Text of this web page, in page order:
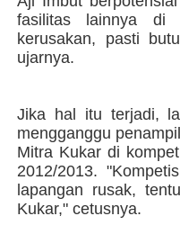
fasilitas lainnya di
kerusakan, pasti
ujarnya.
Jika hal itu terjadi,
mengganggu
Mitra Kukar di
2012/2013.
lapangan rusak,
Kukar," cetusnya.